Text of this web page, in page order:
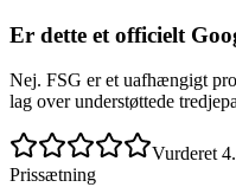
Er dette et officielt
Nej. FSG er et uafhængigt
lag over understøttede
Vurderet
Prissætning